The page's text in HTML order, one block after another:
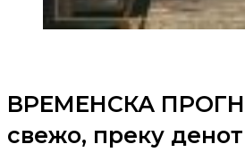
ВРЕМЕНСКА
свежо, преку